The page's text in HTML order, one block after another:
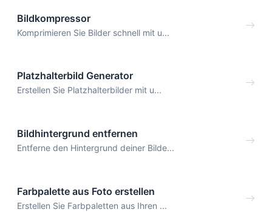
Bildkompressor
Komprimieren Sie Bilder schnell mit u...
Platzhalterbild Generator
Erstellen Sie Platzhalterbilder mit u...
Bildhintergrund entfernen
Entferne den Hintergrund deiner Bilde...
Farbpalette aus Foto erstellen
Erstellen Sie Farbpaletten aus Ihren ...